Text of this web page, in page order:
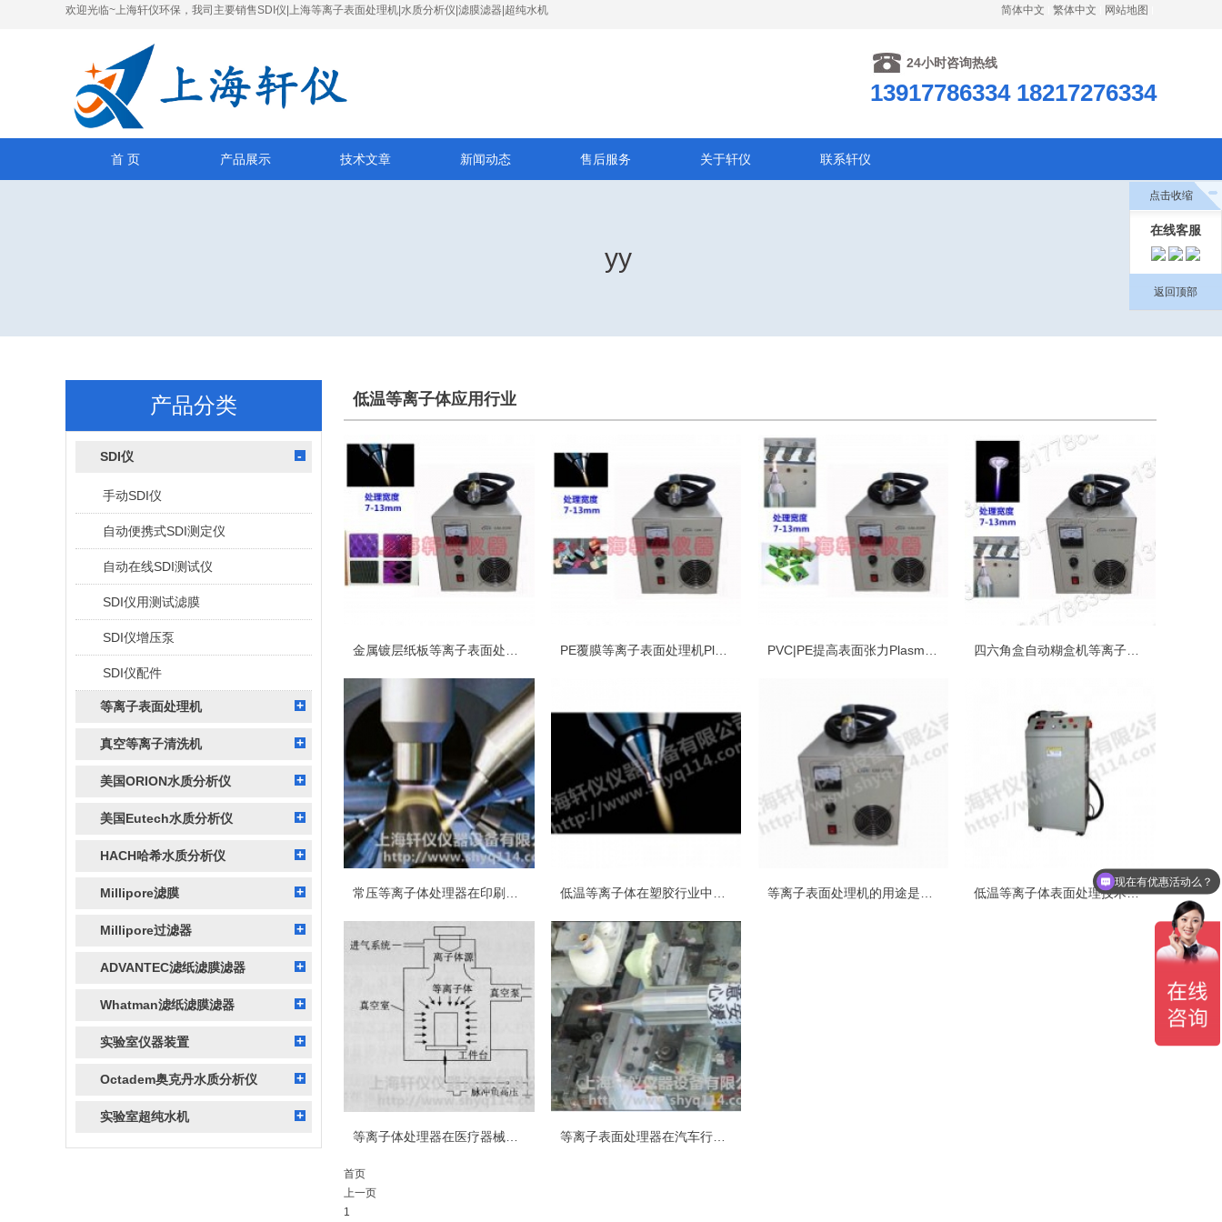
欢迎光临~上海轩仪环保，我司主要销售SDI仪|上海等离子表面处理机|水质分析仪|滤膜滤器|超纯水机 简体中文 繁体中文 网站地图
24小时咨询热线
13917786334 18217276334
首 页 产品展示 技术文章 新闻动态 售后服务 关于轩仪 联系轩仪
yy
产品分类
SDI仪
手动SDI仪
自动便携式SDI测定仪
自动在线SDI测试仪
SDI仪用测试滤膜
SDI仪增压泵
SDI仪配件
等离子表面处理机
真空等离子清洗机
美国ORION水质分析仪
美国Eutech水质分析仪
HACH哈希水质分析仪
Millipore滤膜
Millipore过滤器
ADVANTEC滤纸滤膜滤器
Whatman滤纸滤膜滤器
实验室仪器装置
Octadem奥克丹水质分析仪
实验室超纯水机
低温等离子体应用行业
PE覆膜等离子表面处理机Plasma表面处理设备
常压等离子体处理器在印刷及喷码业中的应用 低温等离子体在塑胶行业中的应用 等离子表面处理机的用途是什么 低温等离子体表面处理技术原理是什么
等离子体处理器在医疗器械行业应用有哪些 等离子表面处理器在汽车行业中的应用
首页
上一页
1
点击收缩
在线客服
返回顶部
可以介绍下你们的产品么？
现在有优惠活动么？